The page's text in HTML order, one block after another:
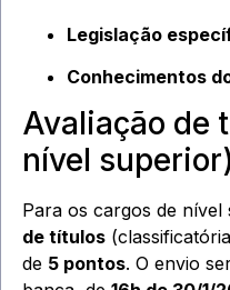
Legislação
Conhecimentos
Avaliação de
nível superior)
Para os cargos de
de títulos
de 5 pontos. O envio